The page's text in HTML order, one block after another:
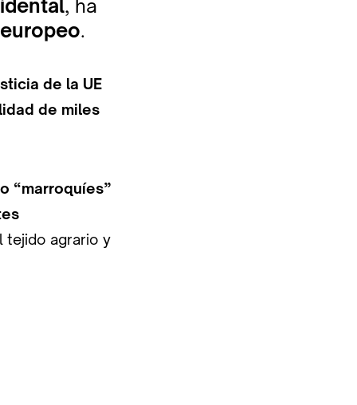
, ha
.
de la UE
de miles
“marroquíes”
tejido agrario y